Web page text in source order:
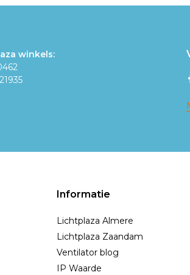
winkels:
Informatie
Lichtplaza Almere
Lichtplaza Zaandam
Ventilator blog
IP Waarde